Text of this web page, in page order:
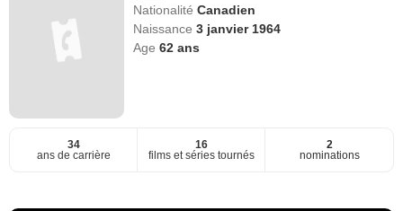
NationalitéCanadien
Naissance3 janvier 1964
Age62 ans
34
ans de carrière
16
films et séries tournés
2
nominations